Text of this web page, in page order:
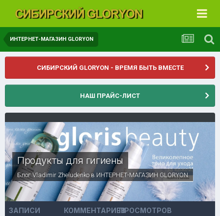
ИНТЕРНЕТ-МАГАЗИН GLORYON
СИБИРСКИЙ GLORYON - ВРЕМЯ БЫТЬ ВМЕСТЕ
НАШ ПРАЙС-ЛИСТ
Продукты для гигиены
БлогVladimir Zheludenkoв ИНТЕРНЕТ-МАГАЗИН GLORYON
ЗАПИСИ КОММЕНТАРИЕВПРОСМОТРОВ